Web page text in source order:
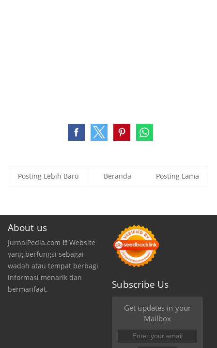
Posting Lebih Baru Posting Lama
Beranda
About us
JurnalPedia.com ❗❗ Website
yang berfungsi sebagai
wadah atau tempat berbagi
informasi menarik dan
bermanfaat.
Subscribe Us
Get updates in your
Mailbox